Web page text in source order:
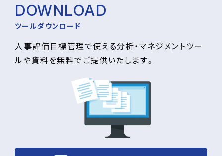
DOWNLOAD
ツールダウンロード
人事評価目標管理で使える分析・マネジメントツー
ルや資料を無料でご提供いたします。